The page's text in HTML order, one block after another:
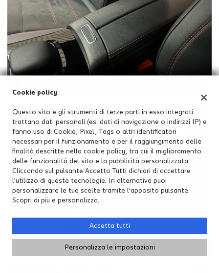
Chiama Contatta un consulente
Cookie policy
Questo sito e gli strumenti di terze parti in esso integrati
trattano dati personali (es. dati di navigazione o indirizzi IP) e
fanno uso di Cookie, Pixel, Tags o altri identificatori
necessari per il funzionamento e per il raggiungimento delle
finalità descritte nella cookie policy, tra cui il miglioramento
delle funzionalità del sito e la pubblicità personalizzata.
Cliccando sul pulsante Accetta Tutti dichiari di accettare
l'utilizzo di queste tecnologie. In alternativa puoi
personalizzare le tue scelte tramite l'apposito pulsante.
Scopri di più e personalizza.
Accetta tutti
Personalizza le impostazioni